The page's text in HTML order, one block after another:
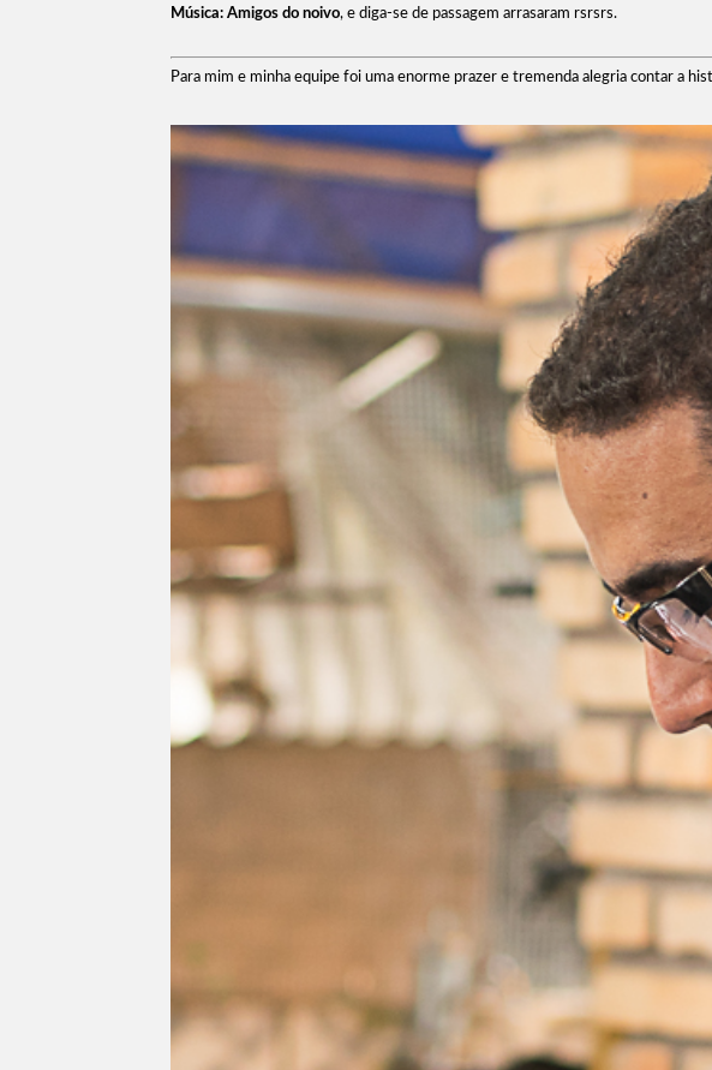
Música: Amigos do noivo, e diga-se de passagem arrasaram rsrsrs.
Para mim e minha equipe foi uma enorme prazer e tremenda alegria contar a